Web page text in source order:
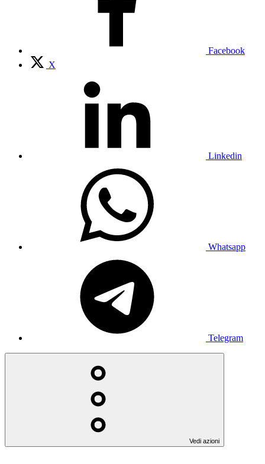
Facebook
X
Linkedin
Whatsapp
Telegram
Vedi azioni